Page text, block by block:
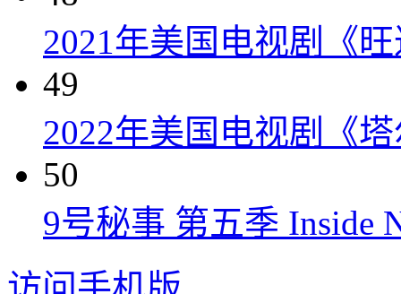
2021年美国电视剧《
49
2022年美国电视剧《
50
9号秘事 第五季 Inside